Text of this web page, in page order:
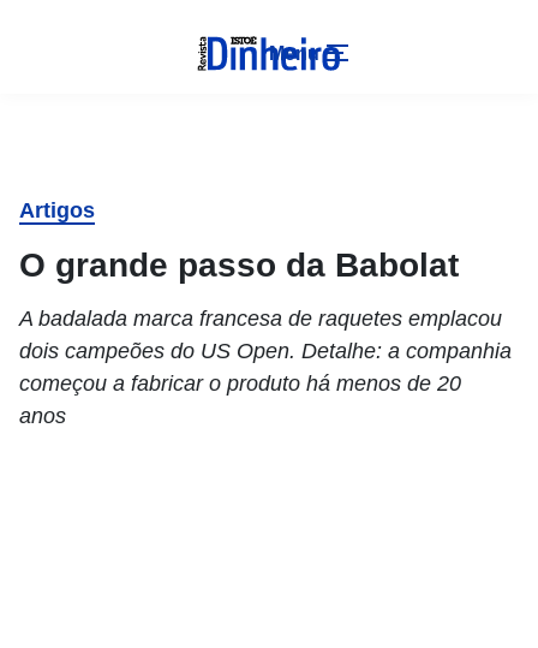
Menu
Artigos
O grande passo da Babolat
A badalada marca francesa de raquetes emplacou
dois campeões do US Open. Detalhe: a companhia
começou a fabricar o produto há menos de 20
anos